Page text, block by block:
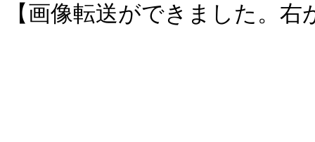
【画像転送ができました